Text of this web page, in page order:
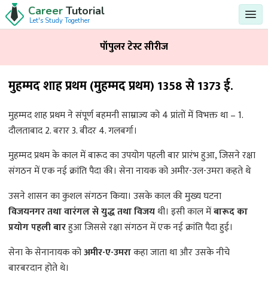
Career Tutorial
Let's Study Together
मुहम्मद शाह प्रथम (मुहम्मद प्रथम) 1358 से 1373 ई.
मुहम्मद शाह प्रथम ने संपूर्ण बहमनी साम्राज्य को 4 प्रांतों में विभक्त था – 1.
दौलताबाद 2. बरार 3. बीदर 4. गलबर्गा।
मुहम्मद प्रथम के काल में बारूद का उपयोग पहली बार प्रारंभ हुआ, जिसने रक्षा
संगठन में एक नई क्रांति पैदा की। सेना नायक को अमीर-उल-उमरा कहते थे
उसने शासन का कुशल संगठन किया। उसके काल की मुख्य घटना
विजयनगर तथा वारंगल से युद्ध तथा विजयथी। इसी काल मेंबारूद का
प्रयोग पहली बारहुआ जिससे रक्षा संगठन में एक नई क्रांति पैदा हुई।
सेना के सेनानायक कोअमीर-ए-उमराकहा जाता था और उसके नीचे
बारबरदान होते थे।
पॉपुलर टेस्ट सीरीज